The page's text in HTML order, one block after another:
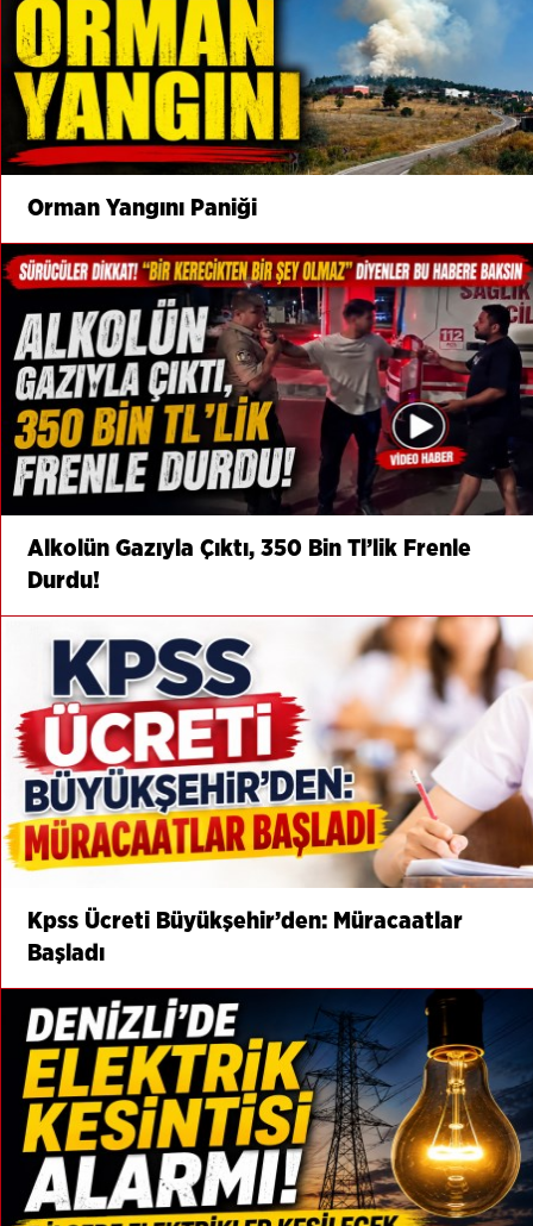
Orman Yangını Paniği
Alkolün Gazıyla Çıktı, 350 Bin Tl’lik Frenle
Durdu!
Kpss Ücreti Büyükşehir’den: Müracaatlar
Başladı